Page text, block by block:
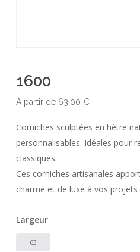
1600
À partir de 63,00 €
Corniches sculptées en hêtre
personnalisables. Idéales pour
classiques.
Ces corniches artisanales
charme et de luxe à vos
Largeur
63